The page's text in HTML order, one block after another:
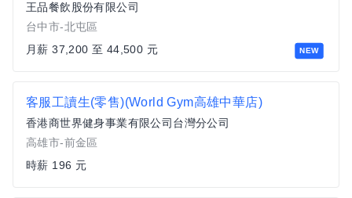
NEW
王品餐飲股份有限公司
台中市-北屯區
月薪 37,200 至 44,500 元
客服工讀生(零售)(World Gym高雄中華店)
香港商世界健身事業有限公司台灣分公司
高雄市-前金區
時薪 196 元